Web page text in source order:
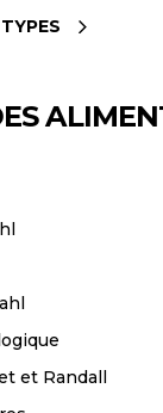
et Randall